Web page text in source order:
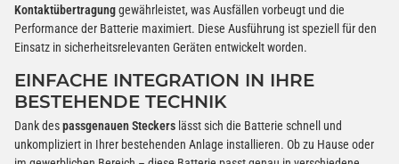
Kontaktübertragunggewährleistet, was Ausfällen vorbeugt und die
Performance der Batterie maximiert. Diese Ausführung ist speziell für den
Einsatz in sicherheitsrelevanten Geräten entwickelt worden.
EINFACHE INTEGRATION IN IHRE
BESTEHENDE TECHNIK
Dank despassgenauen Steckers lässt sich die Batterie schnell und
unkompliziert in Ihrer bestehenden Anlage installieren. Ob zu Hause oder